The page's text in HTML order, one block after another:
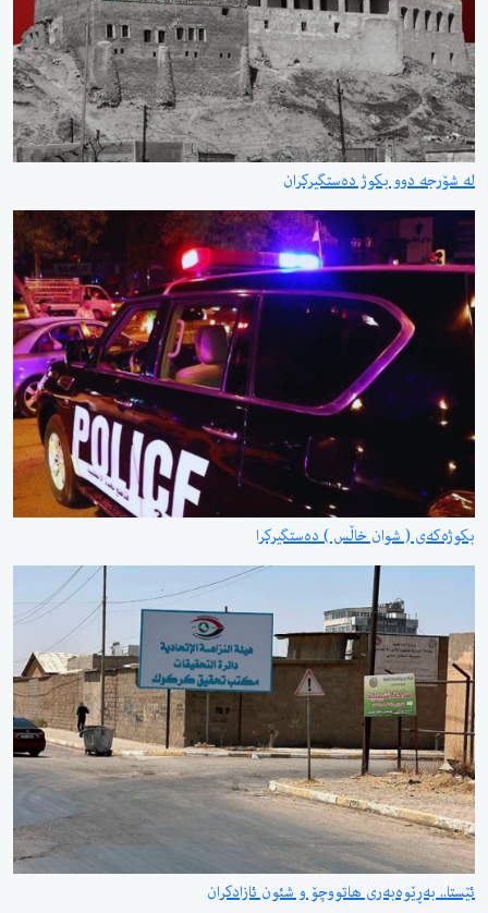
لە شۆرجە دوو بکوژ دەستگیرکران
بکوژەکەی ( شوان خاڵس ) دەستگیرکرا
ئێستا.. بەڕێوەبەری هاتووچۆ و شئون ئازادکران